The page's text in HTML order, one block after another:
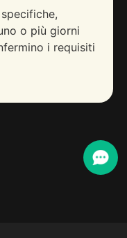
o più giorni
i requisiti